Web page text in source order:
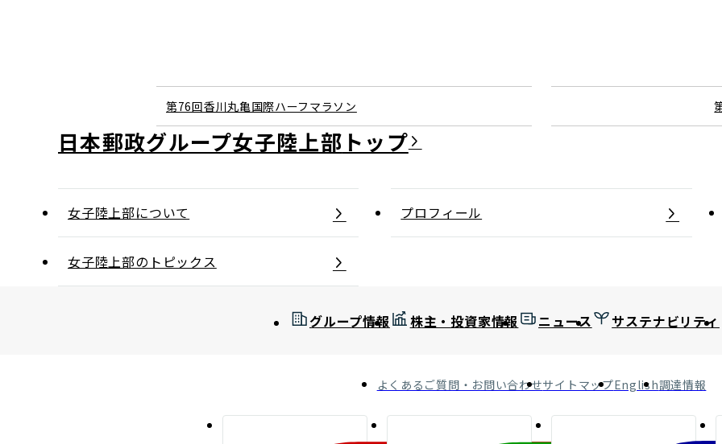
第76回香川丸亀国際ハーフマラソン
日本郵政グループ女子陸上部
女子陸上部について プロフィール
女子陸上部のトピックス
グループ情報 株主・投資家情報 ニュース サステナビリティ
よくあるご質問・お問い合わせサイトマップEnglish調達情報